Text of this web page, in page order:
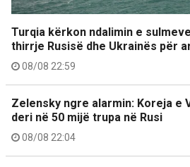
Turqia kërkon ndalimin e
thirrje Rusisë dhe Ukrainës për
08/08 22:59
Zelensky ngre alarmin: Koreja e
deri në 50 mijë trupa në Rusi
08/08 22:04